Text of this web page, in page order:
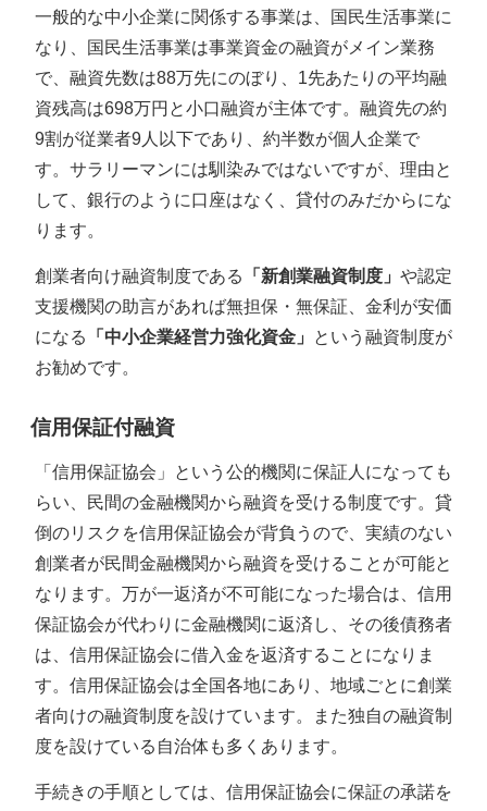
一般的な中小企業に関係する事業は、国民生活事業に
なり、国民生活事業は事業資金の融資がメイン業務
で、融資先数は88万先にのぼり、1先あたりの平均融
資残高は698万円と小口融資が主体です。融資先の約
9割が従業者9人以下であり、約半数が個人企業で
す。サラリーマンには馴染みではないですが、理由と
して、銀行のように口座はなく、貸付のみだからにな
ります。
創業者向け融資制度である 「新創業融資制度」 や認定
支援機関の助言があれば無担保・無保証、金利が安価
になる
「中小企業経営力強化資金」
という融資制度が
お勧めです。
信用保証付融資
「信用保証協会」という公的機関に保証人になっても
らい、民間の金融機関から融資を受ける制度です。貸
倒のリスクを信用保証協会が背負うので、実績のない
創業者が民間金融機関から融資を受けることが可能と
なります。万が一返済が不可能になった場合は、信用
保証協会が代わりに金融機関に返済し、その後債務者
は、信用保証協会に借入金を返済することになりま
す。信用保証協会は全国各地にあり、地域ごとに創業
者向けの融資制度を設けています。また独自の融資制
度を設けている自治体も多くあります。
手続きの手順としては、信用保証協会に保証の承諾を